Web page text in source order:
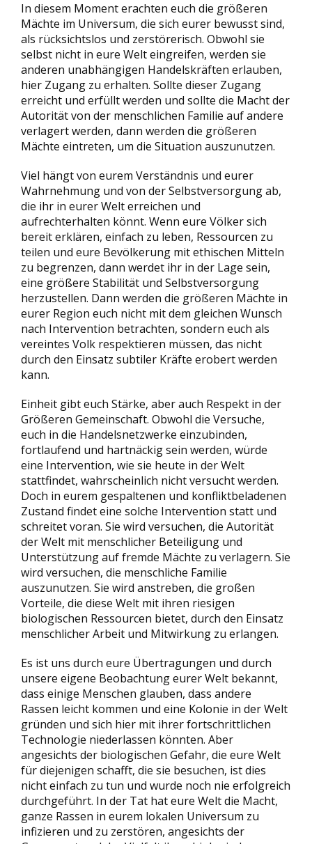
In diesem Moment erachten euch die größeren
Mächte im Universum, die sich eurer bewusst sind,
als rücksichtslos und zerstörerisch. Obwohl sie
selbst nicht in eure Welt eingreifen, werden sie
anderen unabhängigen Handelskräften erlauben,
hier Zugang zu erhalten. Sollte dieser Zugang
erreicht und erfüllt werden und sollte die Macht der
Autorität von der menschlichen Familie auf andere
verlagert werden, dann werden die größeren
Mächte eintreten, um die Situation auszunutzen.
Viel hängt von eurem Verständnis und eurer
Wahrnehmung und von der Selbstversorgung ab,
die ihr in eurer Welt erreichen und
aufrechterhalten könnt. Wenn eure Völker sich
bereit erklären, einfach zu leben, Ressourcen zu
teilen und eure Bevölkerung mit ethischen Mitteln
zu begrenzen, dann werdet ihr in der Lage sein,
eine größere Stabilität und Selbstversorgung
herzustellen. Dann werden die größeren Mächte in
eurer Region euch nicht mit dem gleichen Wunsch
nach Intervention betrachten, sondern euch als
vereintes Volk respektieren müssen, das nicht
durch den Einsatz subtiler Kräfte erobert werden
kann.
Einheit gibt euch Stärke, aber auch Respekt in der
Größeren Gemeinschaft. Obwohl die Versuche,
euch in die Handelsnetzwerke einzubinden,
fortlaufend und hartnäckig sein werden, würde
eine Intervention, wie sie heute in der Welt
stattfindet, wahrscheinlich nicht versucht werden.
Doch in eurem gespaltenen und konfliktbeladenen
Zustand findet eine solche Intervention statt und
schreitet voran. Sie wird versuchen, die Autorität
der Welt mit menschlicher Beteiligung und
Unterstützung auf fremde Mächte zu verlagern. Sie
wird versuchen, die menschliche Familie
auszunutzen. Sie wird anstreben, die großen
Vorteile, die diese Welt mit ihren riesigen
biologischen Ressourcen bietet, durch den Einsatz
menschlicher Arbeit und Mitwirkung zu erlangen.
Es ist uns durch eure Übertragungen und durch
unsere eigene Beobachtung eurer Welt bekannt,
dass einige Menschen glauben, dass andere
Rassen leicht kommen und eine Kolonie in der Welt
gründen und sich hier mit ihrer fortschrittlichen
Technologie niederlassen könnten. Aber
angesichts der biologischen Gefahr, die eure Welt
für diejenigen schafft, die sie besuchen, ist dies
nicht einfach zu tun und wurde noch nie erfolgreich
durchgeführt. In der Tat hat eure Welt die Macht,
ganze Rassen in eurem lokalen Universum zu
infizieren und zu zerstören, angesichts der